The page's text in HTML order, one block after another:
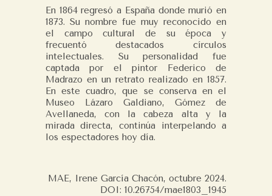
En 1864 regresó a España donde murió en
1873. Su nombre fue muy reconocido en
el campo cultural de su época y
frecuentó destacados círculos
intelectuales. Su personalidad fue
captada por el pintor Federico de
Madrazo en un retrato realizado en 1857.
En este cuadro, que se conserva en el
Museo Lázaro Galdiano, Gómez de
Avellaneda, con la cabeza alta y la
mirada directa, continúa interpelando a
los espectadores hoy día.
MAE, Irene García Chacón, octubre 2024.
DOI: 10.26754/mae1803_1945